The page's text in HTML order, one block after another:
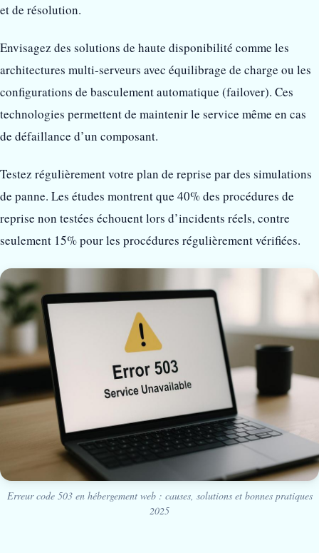
et de résolution.
Envisagez des solutions de haute disponibilité comme les
architectures multi-serveurs avec équilibrage de charge ou les
configurations de basculement automatique (failover). Ces
technologies permettent de maintenir le service même en cas
de défaillance d’un composant.
Testez régulièrement votre plan de reprise par des simulations
de panne. Les études montrent que 40% des procédures de
reprise non testées échouent lors d’incidents réels, contre
seulement 15% pour les procédures régulièrement vérifiées.
Erreur code 503 en hébergement web : causes, solutions et bonnes pratiques
2025